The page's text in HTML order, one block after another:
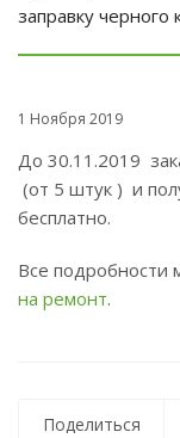
заправку черного
1 Ноября 2019
До 30.11.2019
(от 5 штук ) и
бесплатно.
Все подробности
на ремонт.
Поделиться